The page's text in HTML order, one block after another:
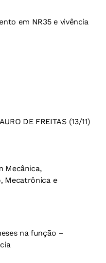
em NR35 e vivência
DE FREITAS (13/11)
Mecânica,
Mecatrônica e
na função –